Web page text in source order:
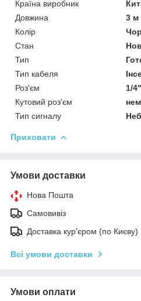
Країна виробник
Довжина
3 м
Колір
Стан
Тип
Тип кабеля
Роз'єм
1/
Кутовий роз'єм
Тип сигналу
Приховати
Умови доставки
Нова Пошта
Самовивіз
Доставка кур'єром (по Києву)
Всі умови доставки
Умови оплати